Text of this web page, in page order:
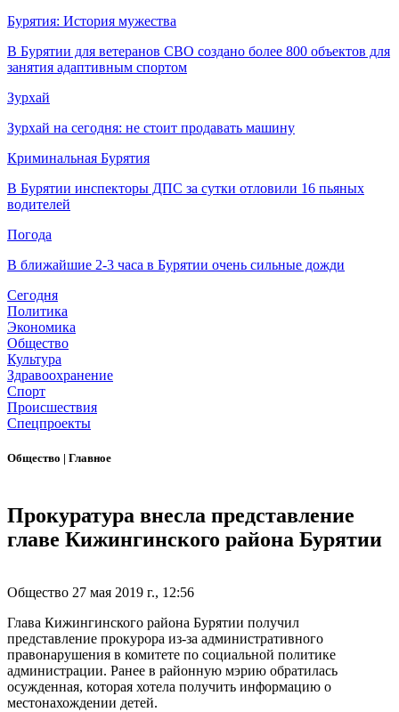
Бурятия: История мужества
В Бурятии для ветеранов СВО создано более 800 объектов для
занятия адаптивным спортом
Зурхай
Зурхай на сегодня: не стоит продавать машину
Криминальная Бурятия
В Бурятии инспекторы ДПС за сутки отловили 16 пьяных
водителей
Погода
В ближайшие 2-3 часа в Бурятии очень сильные дожди
Сегодня
Политика
Экономика
Общество
Культура
Здравоохранение
Спорт
Происшествия
Спецпроекты
Общество | Главное
Прокуратура внесла представление
главе Кижингинского района Бурятии
Общество 27 мая 2019 г., 12:56
Глава Кижингинского района Бурятии получил
представление прокурора из-за административного
правонарушения в комитете по социальной политике
администрации. Ранее в районную мэрию обратилась
осужденная, которая хотела получить информацию о
местонахождении детей.